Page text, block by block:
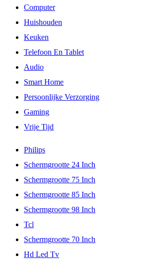
Computer
Huishouden
Keuken
Telefoon En Tablet
Audio
Smart Home
Persoonlijke Verzorging
Gaming
Vrije Tijd
Philips
Schermgrootte 24 Inch
Schermgrootte 75 Inch
Schermgrootte 85 Inch
Schermgrootte 98 Inch
Tcl
Schermgrootte 70 Inch
Hd Led Tv